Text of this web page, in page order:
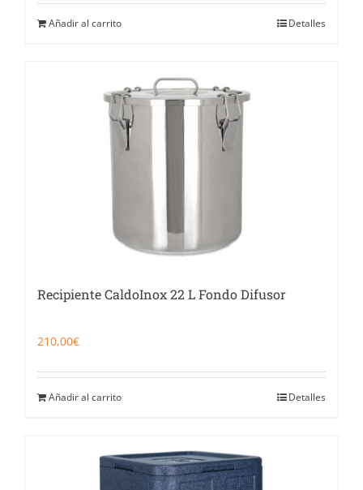
Añadir al carrito Detalles
Recipiente CaldoInox 22 L Fondo Difusor
210,00€
Añadir al carrito Detalles